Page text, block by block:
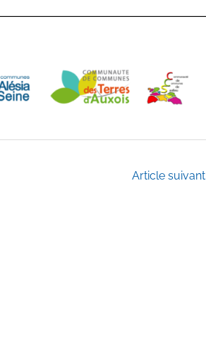
Article suivant